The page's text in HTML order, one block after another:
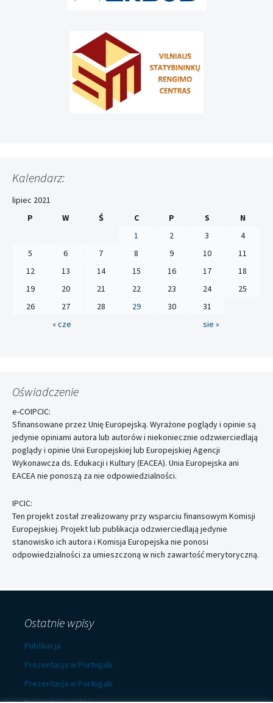
Kalendarz:
lipiec 2021
P
W Ś C P S
N
1
2 3
4
5
6 7 8 9 10
11
12
13 14 15 16 17
18
19
20 21 22 23 24
25
26
27 28 29 30
31
« cze
sie »
Oświadczenie
e-COIPCIC:
Sfinansowane przez Unię Europejską. Wyrażone poglądy i opinie są
jedynie opiniami autora lub autorów i niekoniecznie odzwierciedlają
poglądy i opinie Unii Europejskiej lub Europejskiej Agencji
Wykonawcza ds. Edukacji i Kultury (EACEA). Unia Europejska ani
EACEA nie ponoszą za nie odpowiedzialności.
IPCIC:
Ten projekt został zrealizowany przy wsparciu finansowym Komisji
Europejskiej. Projekt lub publikacja odzwierciedlają jedynie
stanowisko ich autora i Komisja Europejska nie ponosi
odpowiedzialności za umieszczoną w nich zawartość merytoryczną.
Ostatnie wpisy
Publikacja
Prezentacja w Portugalii
Prezentacja w Portugalii